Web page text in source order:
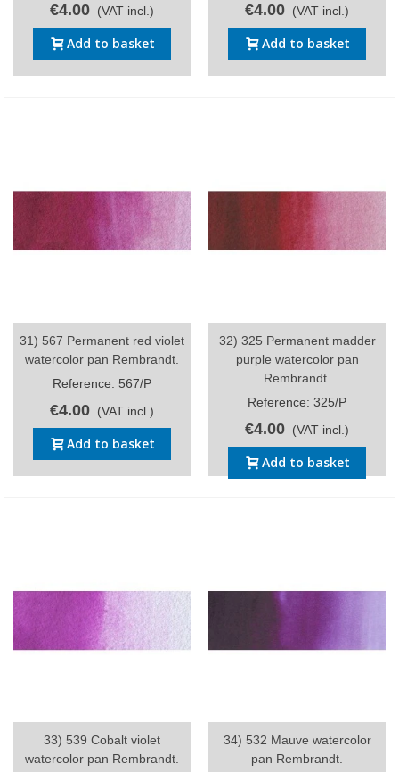
€4.00 (VAT incl.)
Add to basket
€4.00 (VAT incl.)
Add to basket
31) 567 Permanent red violet
watercolor pan Rembrandt.
Reference: 567/P
€4.00 (VAT incl.)
Add to basket
32) 325 Permanent madder
purple watercolor pan
Rembrandt.
Reference: 325/P
€4.00 (VAT incl.)
Add to basket
33) 539 Cobalt violet
watercolor pan Rembrandt.
34) 532 Mauve watercolor
pan Rembrandt.